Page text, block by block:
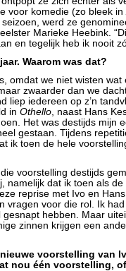
voor komedie (zo bleek in
werd ze
Marieke Heebink.
en tegelijk heb ik nooit
Waarom was dat?
omdat we niet wisten wat
zwaarder dan we
liep iedereen op z’n
in Othello, naast Hans
Het was destijds mijn
gestaan. Tijdens
ik toen de hele
voorstelling destijds
namelijk dat ik toen als
reprise met Ivo en
vragen voor die rol. Ik
hebben. Maar
zinnen krijgen een
voorstelling van
nou één voorstelling,